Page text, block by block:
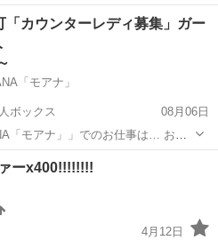
て2年しか乗って無いし今は車検
カワサキ シート
「カウンターレディ募集」ガー
「モアナ」
ボックス
08月06日
「モアナ」」でのお仕事は… お客
緒に楽しくお喋り これだけでOK
めての子でも安心ですよ! 「私にで
ーx400!!!!!!!!
4月12日